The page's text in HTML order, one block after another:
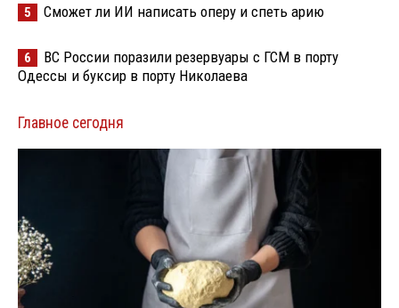
5 Сможет ли ИИ написать оперу и спеть арию
6
ВС России поразили резервуары с ГСМ в порту
Одессы и буксир в порту Николаева
Главное сегодня